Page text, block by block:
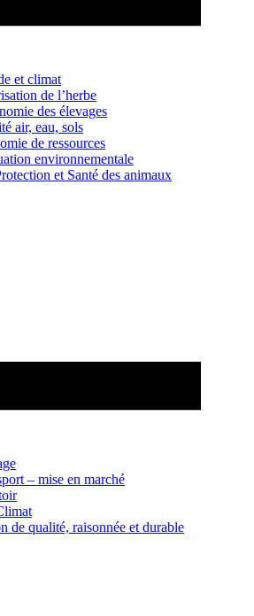
et climat
de l’herbe
des élevages
air, eau, sols
de ressources
environnementale
et Santé des animaux
– mise en marché
de qualité, raisonnée et durable